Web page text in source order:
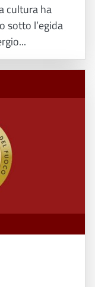
cultura ha
sotto l’egida